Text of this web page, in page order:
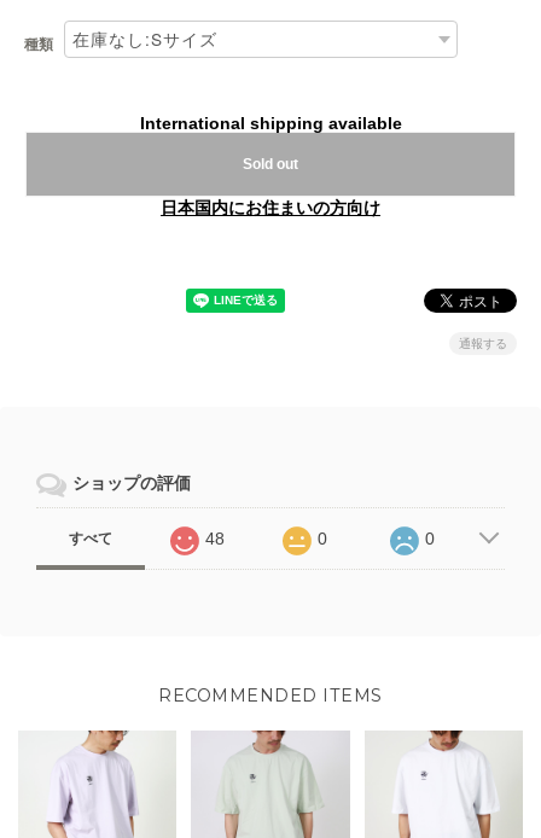
種類
International shipping available
Sold out
日本国内にお住まいの方向け
通報する
ショップの評価
すべて 48 0 0
RECOMMENDED ITEMS